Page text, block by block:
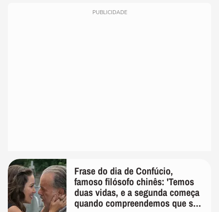
PUBLICIDADE
Frase do dia de Confúcio,
famoso filósofo chinês: 'Temos
duas vidas, e a segunda começa
quando compreendemos que só